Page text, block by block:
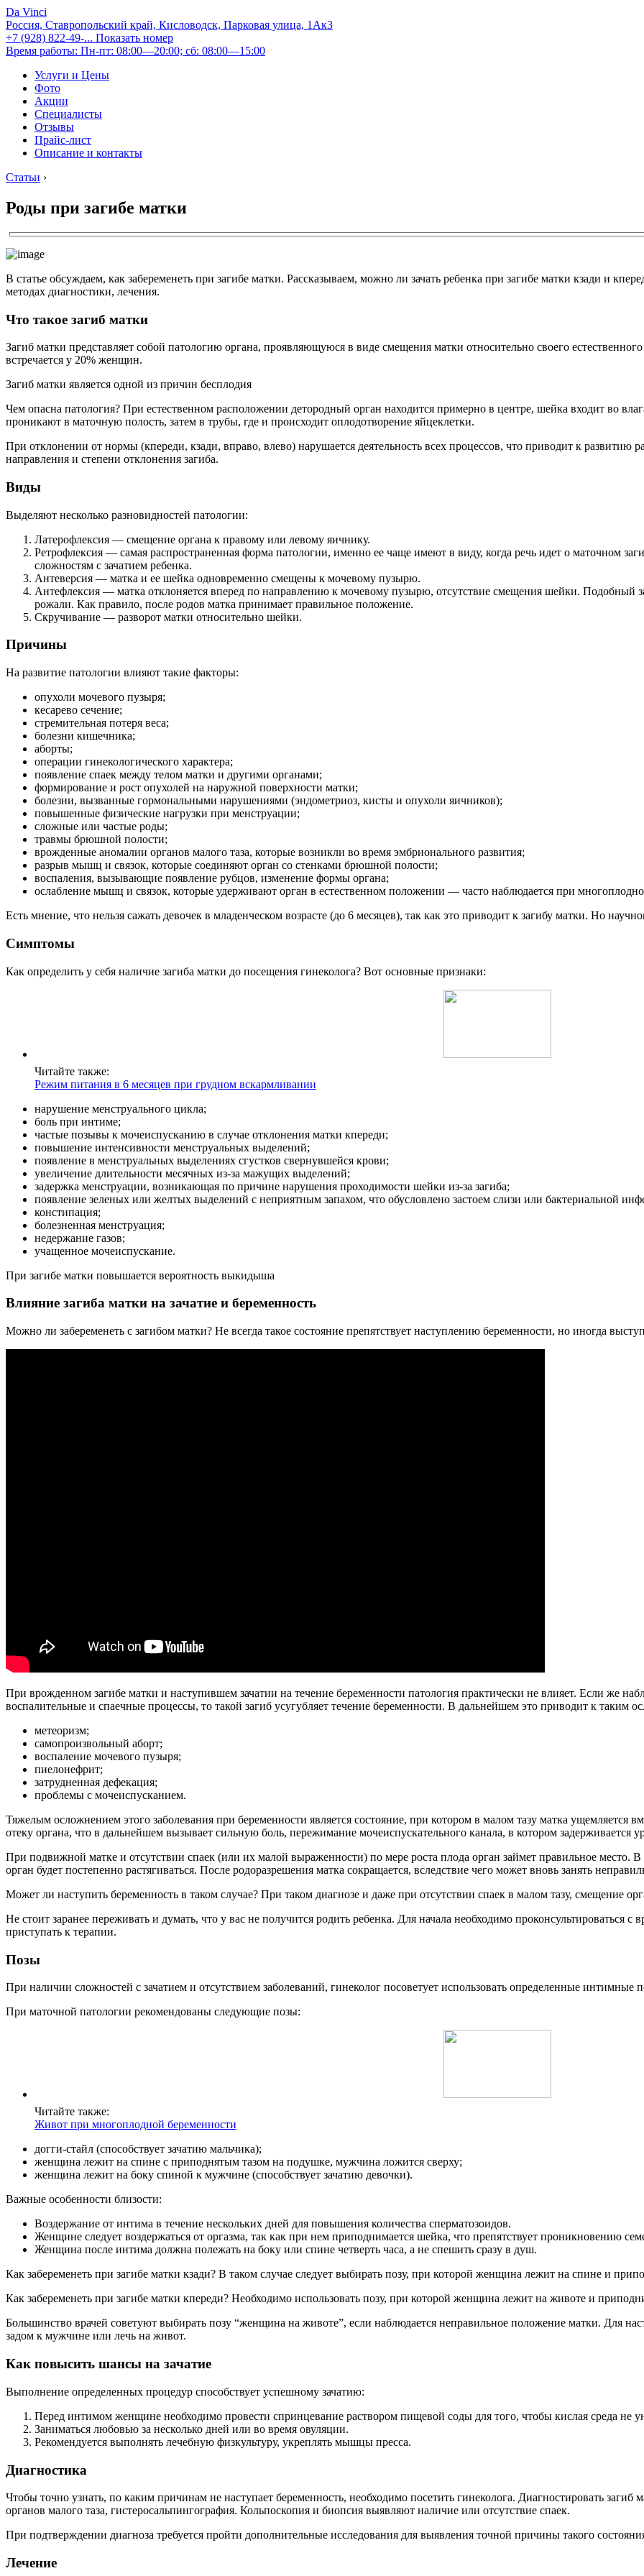
Da Vinci
Россия, Ставропольский край, Кисловодск, Парковая улица, 1Ак3
+7 (928) 822-49-... Показать номер
Время работы: Пн-пт: 08:00—20:00; сб: 08:00—15:00
Услуги и Цены
Фото
Акции
Специалисты
Отзывы
Прайс-лист
Описание и контакты
Статьи ›
Роды при загибе матки
В статье обсуждаем, как забеременеть при загибе матки. Рассказываем, можно ли зачать ребенка при загибе матки кзади и
методах диагностики, лечения.
Что такое загиб матки
Загиб матки представляет собой патологию органа, проявляющуюся в виде смещения матки относительно своего
встречается у 20% женщин.
Загиб матки является одной из причин бесплодия
Чем опасна патология? При естественном расположении детородный орган находится примерно в центре, шейка входит во
проникают в маточную полость, затем в трубы, где и происходит оплодотворение яйцеклетки.
При отклонении от нормы (кпереди, кзади, вправо, влево) нарушается деятельность всех процессов, что приводит к развитию
направления и степени отклонения загиба.
Виды
Выделяют несколько разновидностей патологии:
Латерофлексия — смещение органа к правому или левому яичнику.
Ретрофлексия — самая распространенная форма патологии, именно ее чаще имеют в виду, когда речь идет о маточном
сложностям с зачатием ребенка.
Антеверсия — матка и ее шейка одновременно смещены к мочевому пузырю.
Антефлексия — матка отклоняется вперед по направлению к мочевому пузырю, отсутствие смещения шейки. Подобный
рожали. Как правило, после родов матка принимает правильное положение.
Скручивание — разворот матки относительно шейки.
Причины
На развитие патологии влияют такие факторы:
опухоли мочевого пузыря;
кесарево сечение;
стремительная потеря веса;
болезни кишечника;
аборты;
операции гинекологического характера;
появление спаек между телом матки и другими органами;
формирование и рост опухолей на наружной поверхности матки;
болезни, вызванные гормональными нарушениями (эндометриоз, кисты и опухоли яичников);
повышенные физические нагрузки при менструации;
сложные или частые роды;
травмы брюшной полости;
врожденные аномалии органов малого таза, которые возникли во время эмбрионального развития;
разрыв мышц и связок, которые соединяют орган со стенками брюшной полости;
воспаления, вызывающие появление рубцов, изменение формы органа;
ослабление мышц и связок, которые удерживают орган в естественном положении — часто наблюдается при
Есть мнение, что нельзя сажать девочек в младенческом возрасте (до 6 месяцев), так как это приводит к загибу матки. Но
Симптомы
Как определить у себя наличие загиба матки до посещения гинеколога? Вот основные признаки:
Читайте также:
Режим питания в 6 месяцев при грудном вскармливании
нарушение менструального цикла;
боль при интиме;
частые позывы к мочеиспусканию в случае отклонения матки кпереди;
повышение интенсивности менструальных выделений;
появление в менструальных выделениях сгустков свернувшейся крови;
увеличение длительности месячных из-за мажущих выделений;
задержка менструации, возникающая по причине нарушения проходимости шейки из-за загиба;
появление зеленых или желтых выделений с неприятным запахом, что обусловлено застоем слизи или бактериальной
констипация;
болезненная менструация;
недержание газов;
учащенное мочеиспускание.
При загибе матки повышается вероятность выкидыша
Влияние загиба матки на зачатие и беременность
Можно ли забеременеть с загибом матки? Не всегда такое состояние препятствует наступлению беременности, но иногда
При врожденном загибе матки и наступившем зачатии на течение беременности патология практически не влияет. Если же
воспалительные и спаечные процессы, то такой загиб усугубляет течение беременности. В дальнейшем это приводит к таким
метеоризм;
самопроизвольный аборт;
воспаление мочевого пузыря;
пиелонефрит;
затрудненная дефекация;
проблемы с мочеиспусканием.
Тяжелым осложнением этого заболевания при беременности является состояние, при котором в малом тазу матка ущемляется
отеку органа, что в дальнейшем вызывает сильную боль, пережимание мочеиспускательного канала, в котором задерживается
При подвижной матке и отсутствии спаек (или их малой выраженности) по мере роста плода орган займет правильное место.
орган будет постепенно растягиваться. После родоразрешения матка сокращается, вследствие чего может вновь занять
Может ли наступить беременность в таком случае? При таком диагнозе и даже при отсутствии спаек в малом тазу, смещение
Не стоит заранее переживать и думать, что у вас не получится родить ребенка. Для начала необходимо проконсультироваться
приступать к терапии.
Позы
При наличии сложностей с зачатием и отсутствием заболеваний, гинеколог посоветует использовать определенные интимные
При маточной патологии рекомендованы следующие позы:
Читайте также:
Живот при многоплодной беременности
догги-стайл (способствует зачатию мальчика);
женщина лежит на спине с приподнятым тазом на подушке, мужчина ложится сверху;
женщина лежит на боку спиной к мужчине (способствует зачатию девочки).
Важные особенности близости:
Воздержание от интима в течение нескольких дней для повышения количества сперматозоидов.
Женщине следует воздержаться от оргазма, так как при нем приподнимается шейка, что препятствует проникновению
Женщина после интима должна полежать на боку или спине четверть часа, а не спешить сразу в душ.
Как забеременеть при загибе матки кзади? В таком случае следует выбирать позу, при которой женщина лежит на спине и
Как забеременеть при загибе матки кпереди? Необходимо использовать позу, при которой женщина лежит на животе и
Большинство врачей советуют выбирать позу “женщина на животе”, если наблюдается неправильное положение матки. Для
задом к мужчине или лечь на живот.
Как повысить шансы на зачатие
Выполнение определенных процедур способствует успешному зачатию:
Перед интимом женщине необходимо провести спринцевание раствором пищевой соды для того, чтобы кислая среда не
Заниматься любовью за несколько дней или во время овуляции.
Рекомендуется выполнять лечебную физкультуру, укреплять мышцы пресса.
Диагностика
Чтобы точно узнать, по каким причинам не наступает беременность, необходимо посетить гинеколога. Диагностировать
органов малого таза, гистеросальпингография. Кольпоскопия и биопсия выявляют наличие или отсутствие спаек.
При подтверждении диагноза требуется пройти дополнительные исследования для выявления точной причины такого
Лечение